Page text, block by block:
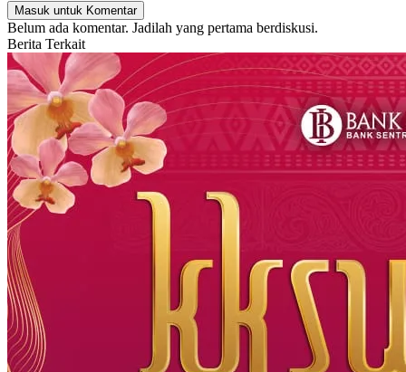
Masuk untuk Komentar
Belum ada komentar. Jadilah yang pertama berdiskusi.
Berita Terkait